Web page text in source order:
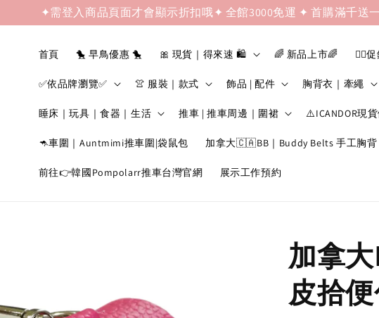
✦需登入商品頁面才會顯示折扣哦✦ 全館3000免運 ✦ 首購滿千送
首頁 🐤 早鳥優惠 🐤 🎀 現貨｜得來速 🛍️ 🌈 新品上市🌈 ❤️‍🔥
✅依品牌瀏覽✅ 👚 服裝｜款式 飾品 | 配件 胸背衣｜牽繩
睡床｜玩具｜食器｜生活 推車 | 推車周邊｜圍裙 ⚠️ICANDOR現
🦘車圍｜Auntmimi推車圍|袋鼠包 加拿大🇨🇦BB｜Buddy Belts 手工胸背
前往👉韓國Pompolarr推車台灣官網 展示工作預約
加拿
皮拾